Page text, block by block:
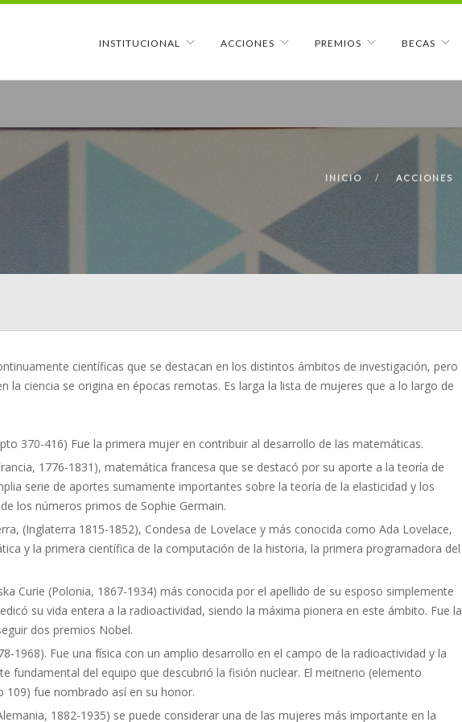
INSTITUCIONAL ACCIONES PREMIOS BECAS
INICIO ACCIONES
científicas que se destacan en los distintos ámbitos de investigación, pero
la ciencia se origina en épocas remotas. Es larga la lista de mujeres que a lo largo de
370-416) Fue la primera mujer en contribuir al desarrollo de las matemáticas.
1776-1831), matemática francesa que se destacó por su aporte a la teoría de
serie de aportes sumamente importantes sobre la teoría de la elasticidad y los
los números primos de Sophie Germain.
(Inglaterra 1815-1852), Condesa de Lovelace y más conocida como Ada Lovelace,
y la primera científica de la computación de la historia, la primera programadora del
Curie (Polonia, 1867-1934) más conocida por el apellido de su esposo simplemente
su vida entera a la radioactividad, siendo la máxima pionera en este ámbito. Fue la
dos premios Nobel.
1968). Fue una física con un amplio desarrollo en el campo de la radioactividad y la
fundamental del equipo que descubrió la fisión nuclear. El meitnerio (elemento
109) fue nombrado así en su honor.
1882-1935) se puede considerar una de las mujeres más importante en la